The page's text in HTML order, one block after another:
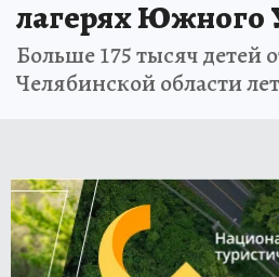
лагерях Южного
Больше 175 тысяч детей
Челябинской области